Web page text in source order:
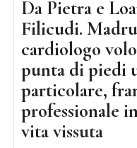
Da Pietra e
Filicudi.
cardiologo
punta di piedi
particolare,
professionale
vita vissuta